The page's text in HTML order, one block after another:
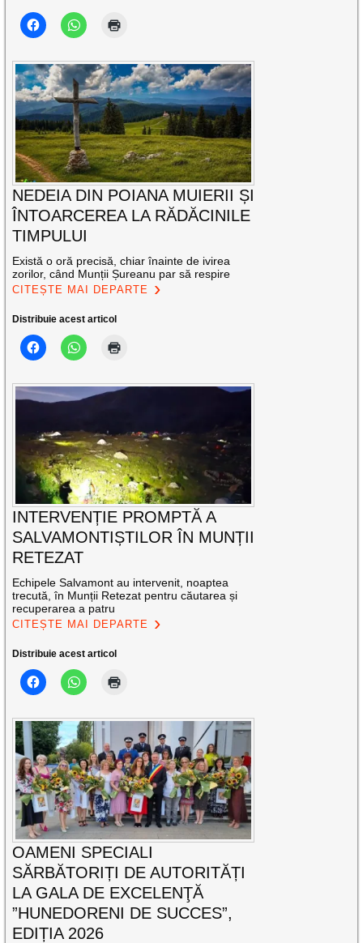
NEDEIA DIN POIANA MUIERII ȘI
ÎNTOARCEREA LA RĂDĂCINILE
TIMPULUI
Există o oră precisă, chiar înainte de ivirea
zorilor, când Munții Șureanu par să respire
CITEȘTE MAI DEPARTE
Distribuie acest articol
INTERVENȚIE PROMPTĂ A
SALVAMONTIȘTILOR ÎN MUNȚII
RETEZAT
Echipele Salvamont au intervenit, noaptea
trecută, în Munții Retezat pentru căutarea și
recuperarea a patru
CITEȘTE MAI DEPARTE
Distribuie acest articol
OAMENI SPECIALI
SĂRBĂTORIȚI DE AUTORITĂȚI
LA GALA DE EXCELENŢĂ
”HUNEDORENI DE SUCCES”,
EDIȚIA 2026